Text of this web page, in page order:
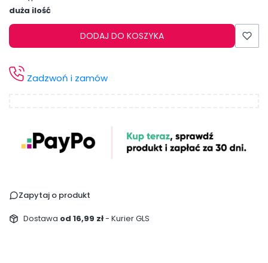
duża ilość
DODAJ DO KOSZYKA
Zadzwoń i zamów
Zapytaj o produkt
Dostawa od 16,99 zł- Kurier GLS